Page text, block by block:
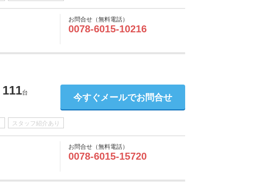
お問合せ（無料電話）
0078-6015-10216
111台 今すぐメールでお問合せ
スタッフ紹介あり
お問合せ（無料電話）
0078-6015-15720